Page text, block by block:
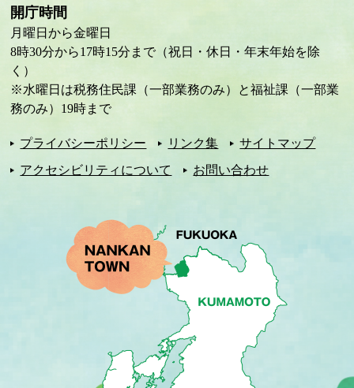
開庁時間
月曜日から金曜日
8時30分から17時15分まで（祝日・休日・年末年始を除
く）
※水曜日は税務住民課（一部業務のみ）と福祉課（一部業
務のみ）19時まで
プライバシーポリシー リンク集
サイトマップ
アクセシビリティについて
お問い合わせ